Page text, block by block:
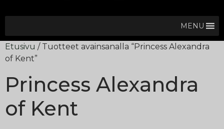
MENU
Etusivu / Tuotteet avainsanalla “Princess Alexandra
of Kent”
Princess Alexandra
of Kent